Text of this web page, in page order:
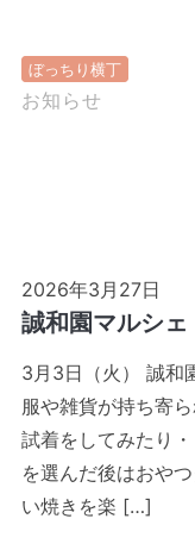
ぼっちり横丁
お知らせ
2026年3月27日
誠和園マルシェ
3月3日（火） 誠和
服や雑貨が持ち寄
試着をしてみたり
を選んだ後はおや
い焼きを楽 […]